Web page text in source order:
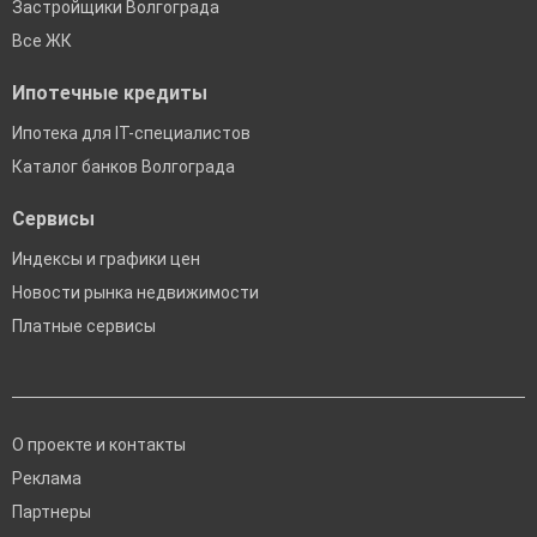
Застройщики Волгограда
Все ЖК
Ипотечные кредиты
Ипотека для IT-специалистов
Каталог банков Волгограда
Сервисы
Индексы и графики цен
Новости рынка недвижимости
Платные сервисы
О проекте и контакты
Реклама
Партнеры